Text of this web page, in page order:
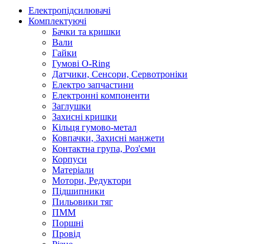
Електропідсилювачі
Комплектуючі
Бачки та кришки
Вали
Гайки
Гумові O-Ring
Датчики, Сенсори, Сервотроніки
Електро запчастини
Електронні компоненти
Заглушки
Захисні кришки
Кільця гумово-метал
Ковпачки, Захисні манжети
Контактна група, Роз'єми
Корпуси
Матеріали
Мотори, Редуктори
Підшипники
Пильовики тяг
ПММ
Поршні
Провід